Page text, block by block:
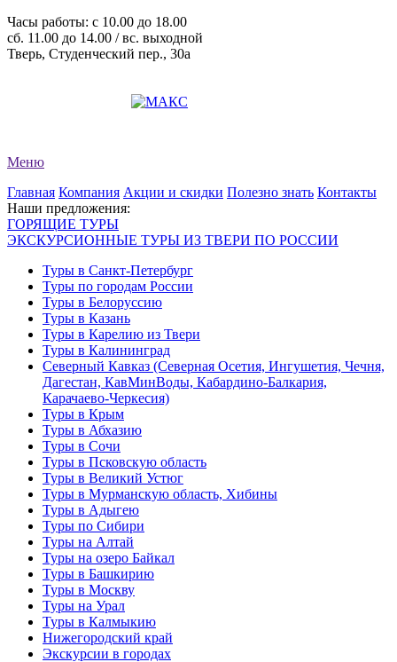
Часы работы: c 10.00 до 18.00
сб. 11.00 до 14.00 / вс. выходной
Тверь, Студенческий пер., 30а
Меню
Главная Компания Акции и скидки Полезно знать Контакты
Наши предложения:
ГОРЯЩИЕ ТУРЫ
ЭКСКУРСИОННЫЕ ТУРЫ ИЗ ТВЕРИ ПО РОССИИ
Туры в Санкт-Петербург
Туры по городам России
Туры в Белоруссию
Туры в Казань
Туры в Карелию из Твери
Туры в Калининград
Северный Кавказ (Северная Осетия, Ингушетия, Чечня,
Дагестан, КавМинВоды, Кабардино-Балкария,
Карачаево-Черкесия)
Туры в Крым
Туры в Абхазию
Туры в Сочи
Туры в Псковскую область
Туры в Великий Устюг
Туры в Мурманскую область, Хибины
Туры в Адыгею
Туры по Сибири
Туры на Алтай
Туры на озеро Байкал
Туры в Башкирию
Туры в Москву
Туры на Урал
Туры в Калмыкию
Нижегородский край
Экскурсии в городах